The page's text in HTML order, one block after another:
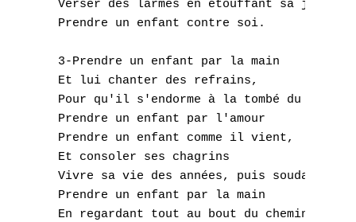
Verser des larmes en étouffant sa joie,
Prendre un enfant contre soi.
3-Prendre un enfant par la main
Et lui chanter des refrains,
Pour qu'il s'endorme à la tombé du jour,
Prendre un enfant par l'amour
Prendre un enfant comme il vient,
Et consoler ses chagrins
Vivre sa vie des années, puis soudain
Prendre un enfant par la main
En regardant tout au bout du chemin,
O
P
Q
R
S
T